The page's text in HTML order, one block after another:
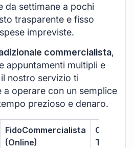
da settimane a pochi
trasparente e fisso
impreviste.
commercialista,
appuntamenti multipli e
nostro servizio ti
a operare con un semplice
prezioso e denaro.
FidoCommercialista
(Online)